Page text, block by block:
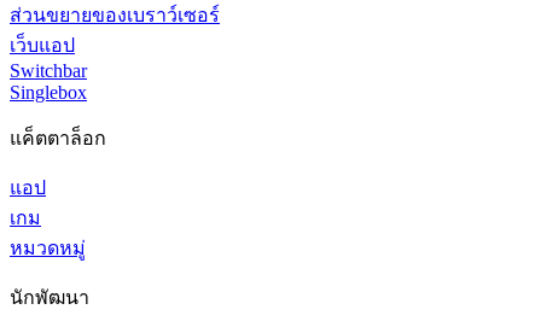
ส่วนขยายของเบราว์เซอร์
เว็บแอป
Switchbar
Singlebox
แค็ตตาล็อก
แอป
เกม
หมวดหมู่
นักพัฒนา